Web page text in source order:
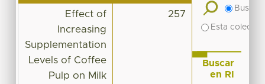
Effect of
Increasing
Supplementation
Levels of Coffee
Pulp on Milk
257
Buscar
Esta
Buscar
en RI